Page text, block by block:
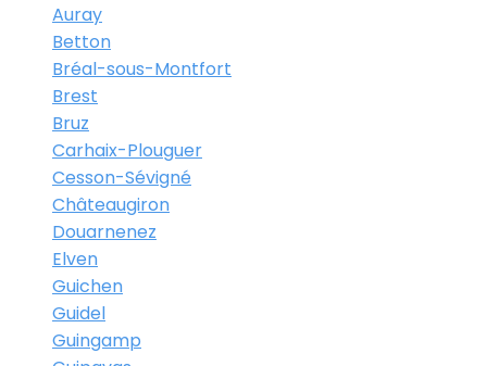
Auray
Betton
Bréal-sous-Montfort
Brest
Bruz
Carhaix-Plouguer
Cesson-Sévigné
Châteaugiron
Douarnenez
Elven
Guichen
Guidel
Guingamp